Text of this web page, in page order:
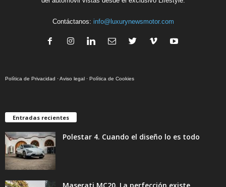
Contáctanos: info@luxurynewsmotor.com
Política de Privacidad ·Aviso legal · Política de Cookies
Entradas recientes
Polestar 4. Cuando el diseño lo es todo
Maserati MC20. La perfección existe